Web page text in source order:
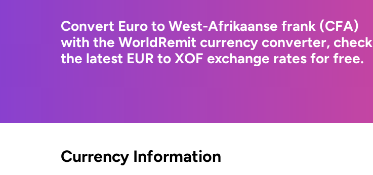
Convert Euro to West-Afrikaanse frank (CFA)
with the WorldRemit currency converter, check
the latest EUR to XOF exchange rates for free.
Currency Information